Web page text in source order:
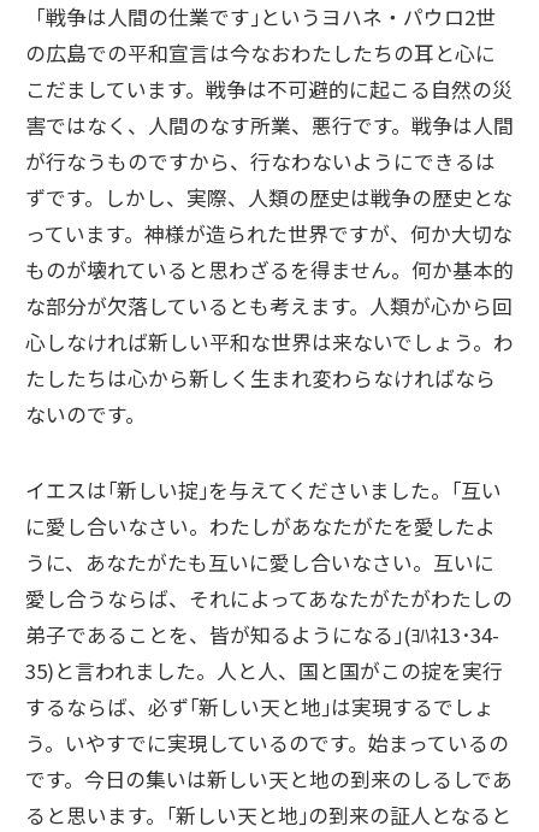
「戦争は人間の仕業です｣というヨハネ・パウロ2世
の広島での平和宣言は今なおわたしたちの耳と心に
こだましています。戦争は不可避的に起こる自然の災
害ではなく、人間のなす所業、悪行です。戦争は人間
が行なうものですから、行なわないようにできるは
ずです。しかし、実際、人類の歴史は戦争の歴史とな
っています。神様が造られた世界ですが、何か大切な
ものが壊れていると思わざるを得ません。何か基本的
な部分が欠落しているとも考えます。人類が心から回
心しなければ新しい平和な世界は来ないでしょう。わ
たしたちは心から新しく生まれ変わらなければなら
ないのです。
イエスは｢新しい掟｣を与えてくださいました。｢互い
に愛し合いなさい。わたしがあなたがたを愛したよ
うに、あなたがたも互いに愛し合いなさい。互いに
愛し合うならば、それによってあなたがたがわたしの
弟子であることを、皆が知るようになる｣(ﾖﾊﾈ13･34-
35)と言われました。人と人、国と国がこの掟を実行
するならば、必ず｢新しい天と地｣は実現するでしょ
う。いやすでに実現しているのです。始まっているの
です。今日の集いは新しい天と地の到来のしるしであ
ると思います。｢新しい天と地｣の到来の証人となると